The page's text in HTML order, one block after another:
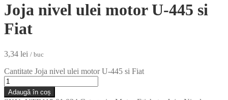
Joja nivel ulei motor U-445 si
Fiat
3,34 lei / buc
Cantitate Joja nivel ulei motor U-445 si Fiat
Adaugă în coș